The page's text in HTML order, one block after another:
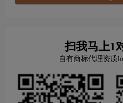
扫我马上1
自有商标代理资质